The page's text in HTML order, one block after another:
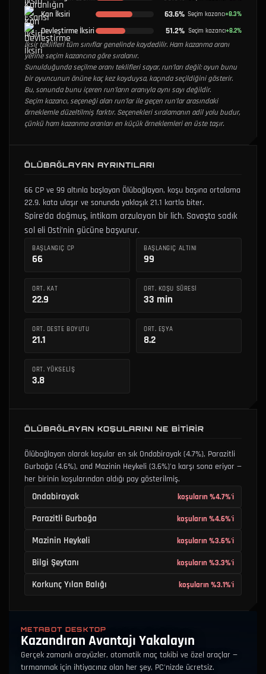
Kan İksiri 63.6% Seçim kazancı+8.3%
Devleştirme İksiri 51.2% Seçim kazancı+8.2%
İksir teklifleri tüm sınıflar genelinde kaydedilir. Ham kazanma oranı
yerine seçim kazancına göre sıralanır.
Sunulduğunda seçilme oranı teklifleri sayar, run’ları değil: oyun bunu
bir oyuncunun önüne kaç kez koyduysa, kaçında seçildiğini gösterir.
Bu, sonunda bunu içeren run’ların oranıyla aynı sayı değildir.
Seçim kazancı, seçeneği alan run’lar ile geçen run’lar arasındaki
örneklemle düzeltilmiş farktır. Seçenekleri sıralamanın adil yolu budur,
çünkü ham kazanma oranları en küçük örneklemleri en üste taşır.
ÖLÜBAĞLAYAN AYRINTILARI
66 CP ve 99 altınla başlayan Ölübağlayan, koşu başına ortalama
22.9. kata ulaşır ve sonunda yaklaşık 21.1 kartla biter.
Spire'da doğmuş, intikam arzulayan bir lich. Savaşta sadık
sol eli Osti’nin gücüne başvurur.
BAŞLANGIÇ CP
66
BAŞLANGIÇ ALTINI
99
ORT. KAT
22.9
ORT. KOŞU SÜRESI
33 min
ORT. DESTE BOYUTU
21.1
ORT. EŞYA
8.2
ORT. YÜKSELIŞ
3.8
ÖLÜBAĞLAYAN KOŞULARINI NE BITIRIR
Ölübağlayan olarak koşular en sık Ondabirayak (4.7%), Parazitli
Gurbağa (4.6%), and Mazinin Heykeli (3.6%)'a karşı sona eriyor —
her birinin koşularından aldığı pay gösterilmiş.
Ondabirayak koşuların %4.7%'i
Parazitli Gurbağa koşuların %4.6%'i
Mazinin Heykeli koşuların %3.6%'i
Bilgi Şeytanı koşuların %3.3%'i
Korkunç Yılan Balığı koşuların %3.1%'i
METABOT DESKTOP
Kazandıran Avantajı Yakalayın
Gerçek zamanlı arayüzler, otomatik maç takibi ve özel araçlar —
tırmanmak için ihtiyacınız olan her şey, PC'nizde ücretsiz.